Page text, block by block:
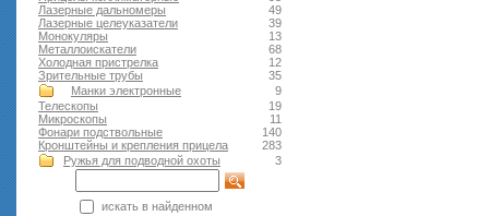
49
Лазерные дальномеры
39
Лазерные целеуказатели
13
Монокуляры
68
Металлоискатели
12
Холодная пристрелка
35
Зрительные трубы
9
Манки электронные
19
Телескопы
11
Микроскопы
140
Фонари подствольные
283
Кронштейны и крепления прицела
3
Ружья для подводной оxоты
искать в найденном